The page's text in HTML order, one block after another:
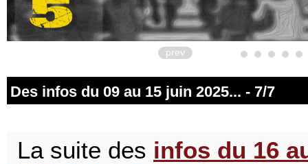
prev
Des infos du 09 au 15 juin 2025... - 7/7
La suite des infos du 16